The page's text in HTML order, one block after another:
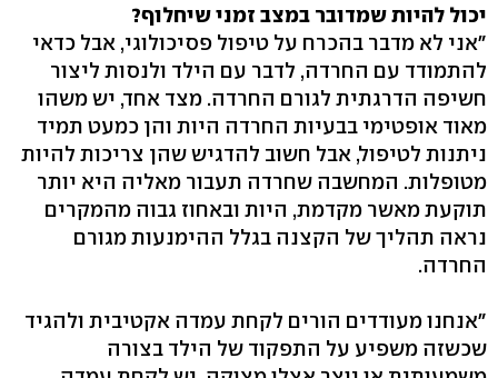
יכול להיות שמדובר במצב זמני שיחלוף?
"אני לא מדבר בהכרח על טיפול פסיכולוגי, אבל כדאי
להתמודד עם החרדה, לדבר עם הילד ולנסות ליצור
חשיפה הדרגתית לגורם החרדה. מצד אחד, יש משהו
מאוד אופטימי בבעיות החרדה היות והן כמעט תמיד
ניתנות לטיפול, אבל חשוב להדגיש שהן צריכות להיות
מטופלות. המחשבה שחרדה תעבור מאליה היא יותר
תוקעת מאשר מקדמת, היות ובאחוז גבוה מהמקרים
נראה תהליך של הקצנה בגלל ההימנעות מגורם
החרדה.
"אנחנו מעודדים הורים לקחת עמדה אקטיבית ולהגיד
שכשזה משפיע על התפקוד של הילד בצורה